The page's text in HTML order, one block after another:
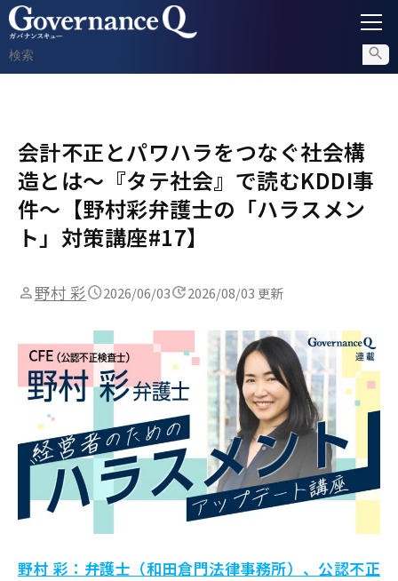
内部通報
コンプライアンス調査
不正対策
セミナー情報
会計不正とパワハラをつなぐ社会構
造とは〜『タテ社会』で読むKDDI事
件〜【野村彩弁護士の「ハラスメン
ト」対策講座#17】
野村 彩 2026/06/03 2026/08/03 更新
野村 彩：弁護士（和田倉門法律事務所）、公認不正